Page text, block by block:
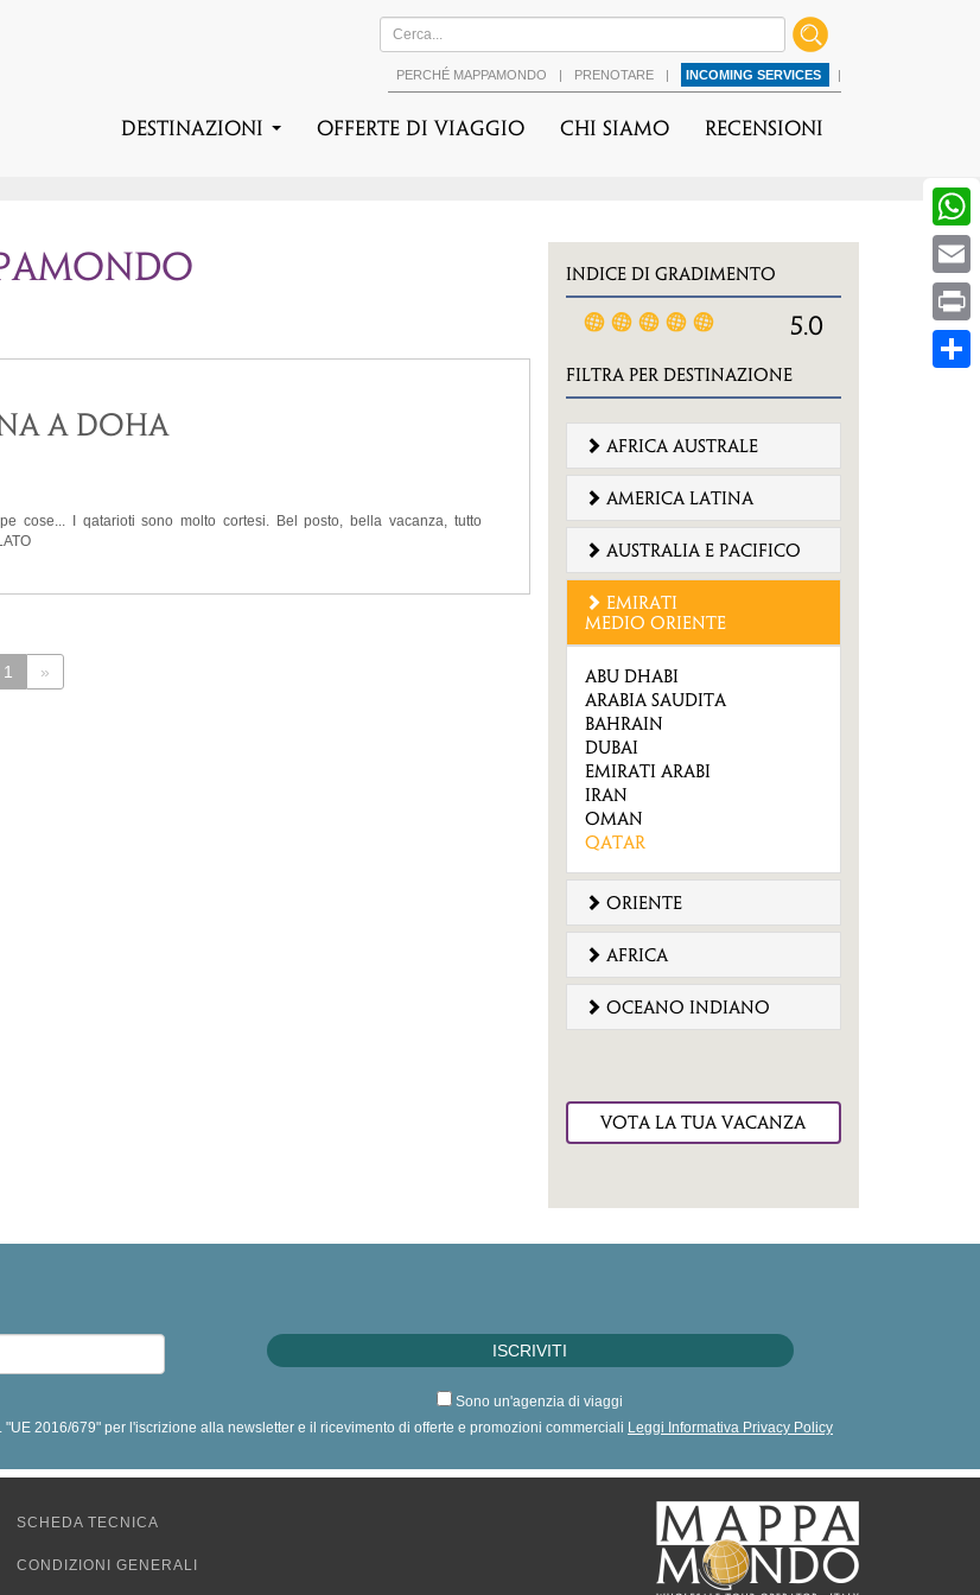
PERCHÉ MAPPAMONDO | PRENOTARE | INCOMING SERVICES |
DESTINAZIONI Offerte di viaggio Chi Siamo Recensioni
a Doha
cose... I qatarioti sono molto cortesi. Bel posto, bella vacanza, tutto
1 »
INDICE DI GRADIMENTO
5.0
FILTRA PER DESTINAZIONE
africa australe
america latina
australia e pacifico
emirati
medio oriente
Abu Dhabi
Arabia Saudita
Bahrain
DUBAI
Emirati Arabi
Iran
Oman
Qatar
oriente
africa
oceano indiano
VOTA LA TUA VACANZA
Sono un'agenzia di viaggi
2016/679" per l'iscrizione alla newsletter e il ricevimento di offerte e promozioni commerciali Leggi Informativa Privacy Policy
SCHEDA TECNICA
CONDIZIONI GENERALI